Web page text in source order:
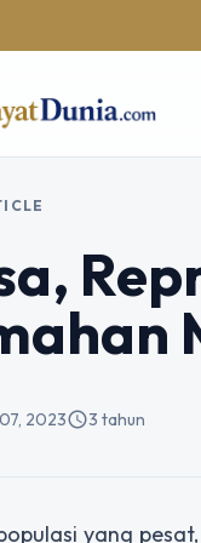
2023schedule3 tahun
yang